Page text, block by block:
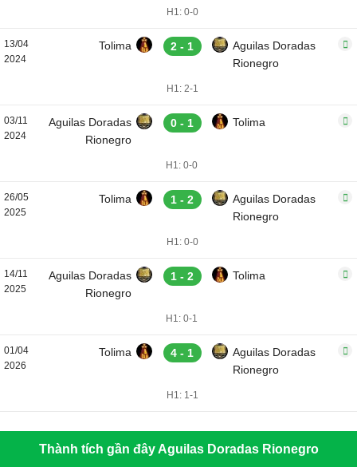
H1: 0-0
13/04
2024
Tolima 2 - 1
Aguilas Doradas
Rionegro
H1: 2-1
03/11
2024
Aguilas Doradas
Rionegro
0 - 1 Tolima
H1: 0-0
26/05
2025
Tolima 1 - 2
Aguilas Doradas
Rionegro
H1: 0-0
14/11
2025
Aguilas Doradas
Rionegro
1 - 2 Tolima
H1: 0-1
01/04
2026
Tolima 4 - 1
Aguilas Doradas
Rionegro
H1: 1-1
Thành tích gần đây Aguilas Doradas Rionegro